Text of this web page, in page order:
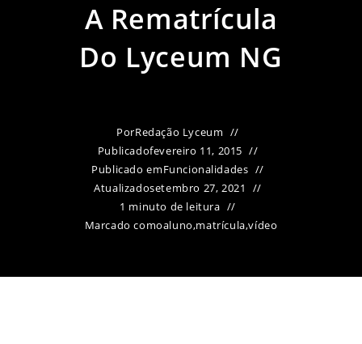
A Rematrícula
Do Lyceum NG
PorRedação Lyceum
Publicadofevereiro 11, 2015
Publicado emFuncionalidades
Atualizadosetembro 27, 2021
1 minuto de leitura
Marcado comoaluno,matrícula,vídeo